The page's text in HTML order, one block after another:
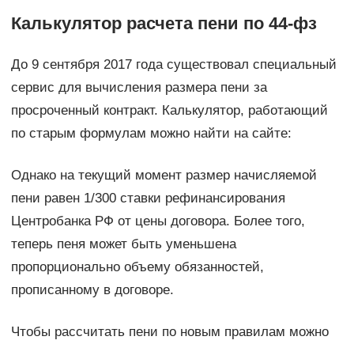
Калькулятор расчета пени по 44-фз
До 9 сентября 2017 года существовал специальный
сервис для вычисления размера пени за
просроченный контракт. Калькулятор, работающий
по старым формулам можно найти на сайте:
Однако на текущий момент размер начисляемой
пени равен 1/300 ставки рефинансирования
Центробанка РФ от цены договора. Более того,
теперь пеня может быть уменьшена
пропорционально объему обязанностей,
прописанному в договоре.
Чтобы рассчитать пени по новым правилам можно